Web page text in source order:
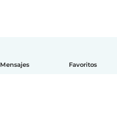
Mensajes Favoritos